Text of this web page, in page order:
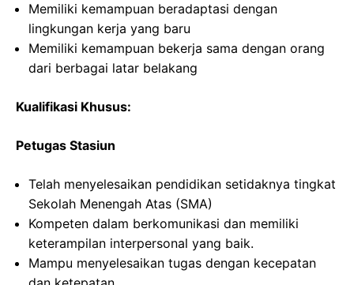
Memiliki kemampuan beradaptasi dengan
lingkungan kerja yang baru
Memiliki kemampuan bekerja sama dengan orang
dari berbagai latar belakang
Kualifikasi Khusus:
Petugas Stasiun
Telah menyelesaikan pendidikan setidaknya tingkat
Sekolah Menengah Atas (SMA)
Kompeten dalam berkomunikasi dan memiliki
keterampilan interpersonal yang baik.
Mampu menyelesaikan tugas dengan kecepatan